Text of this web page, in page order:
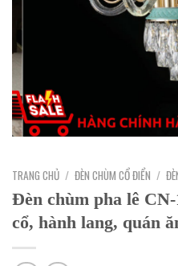
TRANG CHỦ / ĐÈN CHÙM CỔ ĐIỂN /
Đèn chùm pha lê
cổ, hành lang, quán